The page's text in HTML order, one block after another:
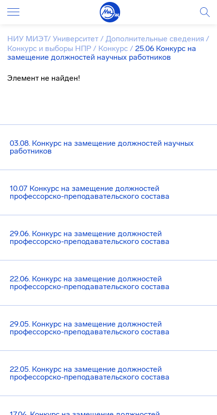
03.08. Конкурс на замещение должностей научных
работников
10.07 Конкурс на замещение должностей
профессорско-преподавательского состава
29.06. Конкурс на замещение должностей
профессорско-преподавательского состава
22.06. Конкурс на замещение должностей
профессорско-преподавательского состава
29.05. Конкурс на замещение должностей
профессорско-преподавательского состава
22.05. Конкурс на замещение должностей
профессорско-преподавательского состава
НИУ МИЭТ/ Университет / Дополнительные сведения /
Конкурс и выборы НПР / Конкурс / 25.06 Конкурс на
замещение должностей научных работников
Элемент не найден!